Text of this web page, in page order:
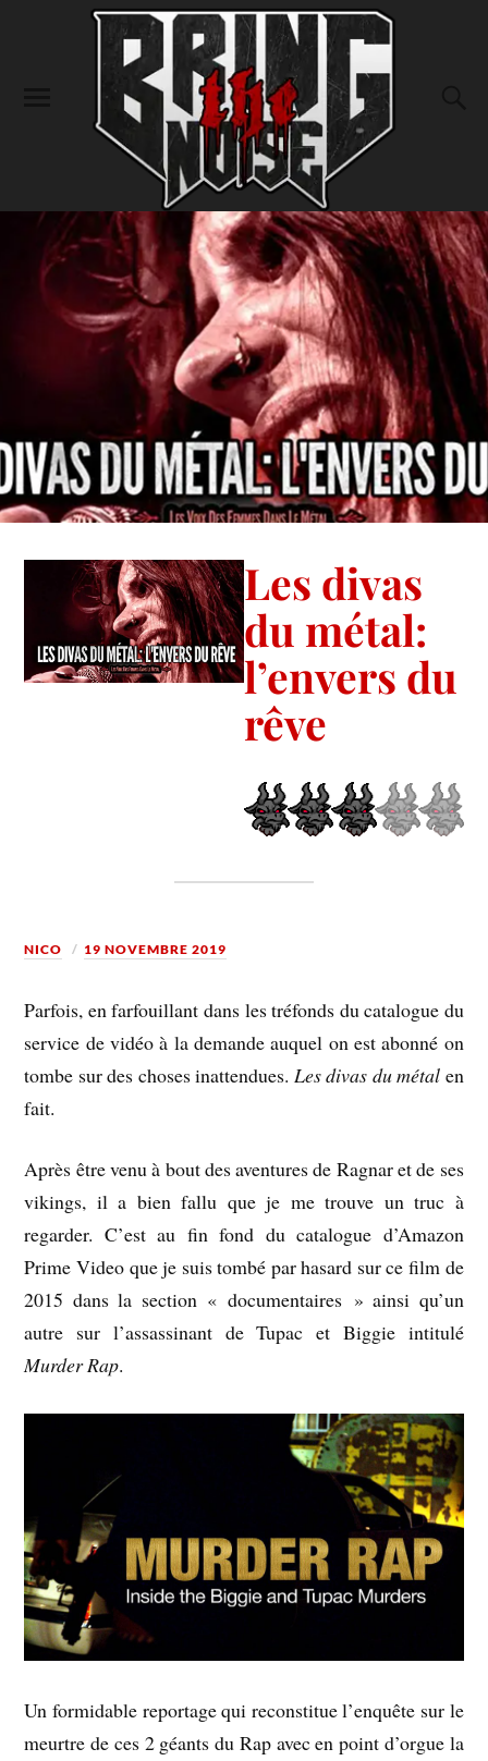
Les divas
du métal:
l’envers du
rêve
NICO 19 NOVEMBRE 2019
Parfois, en farfouillant dans les tréfonds du catalogue du
service de vidéo à la demande auquel on est abonné on
tombe sur des choses inattendues. Les divas du métal en
fait.
Après être venu à bout des aventures de Ragnar et de ses
vikings, il a bien fallu que je me trouve un truc à
regarder. C’est au fin fond du catalogue d’Amazon
Prime Video que je suis tombé par hasard sur ce film de
2015 dans la section « documentaires » ainsi qu’un
autre sur l’assassinant de Tupac et Biggie intitulé
Murder Rap.
Un formidable reportage qui reconstitue l’enquête sur le
meurtre de ces 2 géants du Rap avec en point d’orgue la